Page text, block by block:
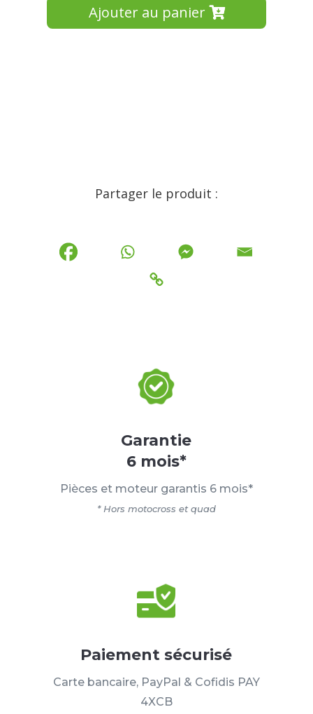
Ajouter au panier
Partager le produit :
Garantie
6 mois*
Pièces et moteur garantis 6 mois*
* Hors motocross et quad
Paiement sécurisé
Carte bancaire, PayPal & Cofidis PAY
4XCB